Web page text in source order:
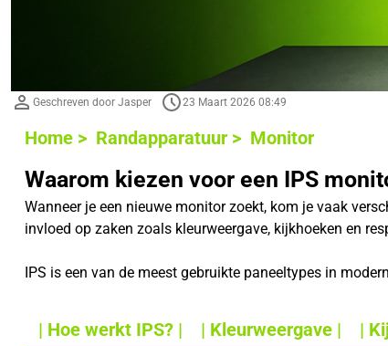
Geschreven door Jasper 23 Maart 2026 08:49
Home > Randapparatuur > Monitor
Waarom kiezen voor een IPS
Wanneer je een nieuwe monitor zoekt, kom je vaak
invloed op zaken zoals kleurweergave, kijkhoeken en
IPS is een van de meest gebruikte paneeltypes in
| Hoe werkt IPS? | | Kleurweergave | |